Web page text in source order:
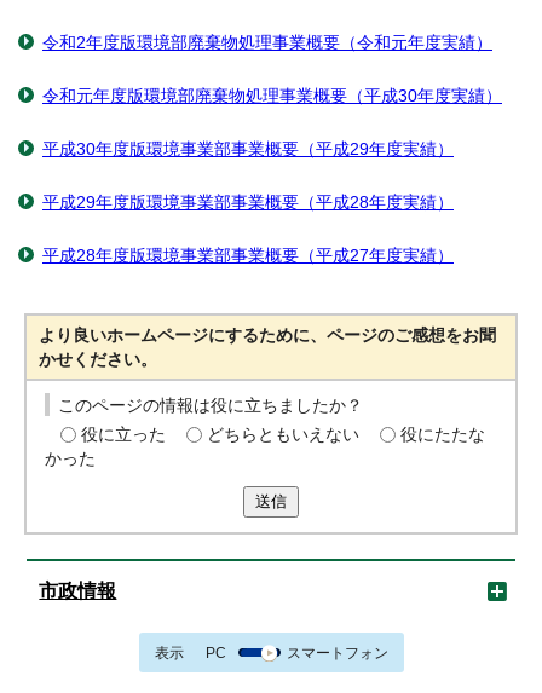
令和2年度版環境部廃棄物処理事業概要（令和元年度実績）
令和元年度版環境部廃棄物処理事業概要（平成30年度実績）
平成30年度版環境事業部事業概要（平成29年度実績）
平成29年度版環境事業部事業概要（平成28年度実績）
平成28年度版環境事業部事業概要（平成27年度実績）
より良いホームページにするために、ページのご感想をお聞
かせください。
このページの情報は役に立ちましたか？
役に立った
どちらともいえない
役にたたな
かった
送信
市政情報
表示 PC スマートフォン